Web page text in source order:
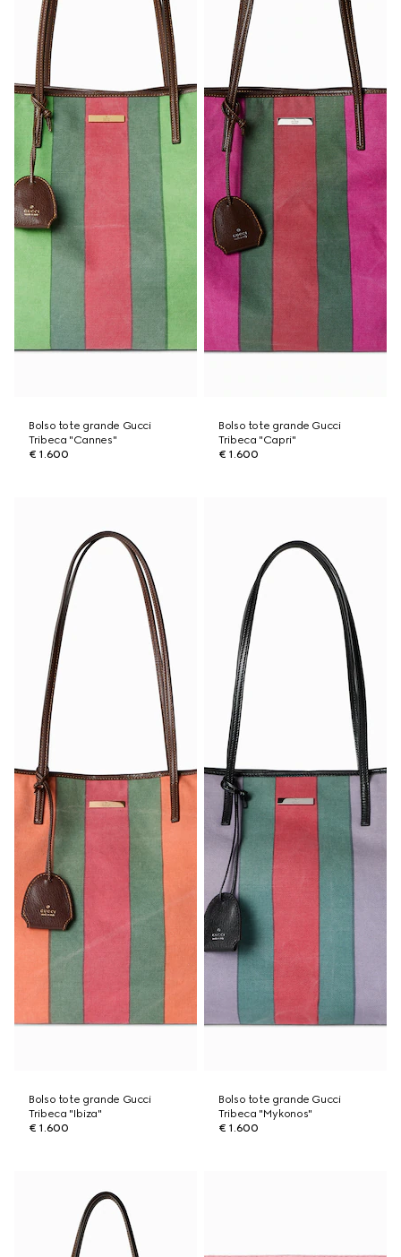
Bolso tote grande Gucci
Tribeca "Cannes"
€ 1.600
Bolso tote grande Gucci
Tribeca "Capri"
€ 1.600
Bolso tote grande Gucci
Tribeca "Ibiza"
€ 1.600
Bolso tote grande Gucci
Tribeca "Mykonos"
€ 1.600